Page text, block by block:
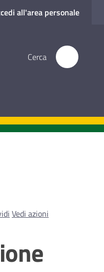
all'area personale
Cerca
Vedi azioni